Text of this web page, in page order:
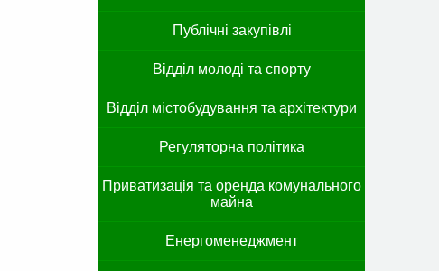
Публічні закупівлі
Відділ молоді та спорту
Відділ містобудування та архітектури
Регуляторна політика
Приватизація та оренда комунального
майна
Енергоменеджмент